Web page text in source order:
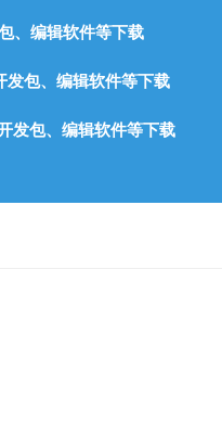
、编辑软件等下载
发包、编辑软件等下载
发包、编辑软件等下载